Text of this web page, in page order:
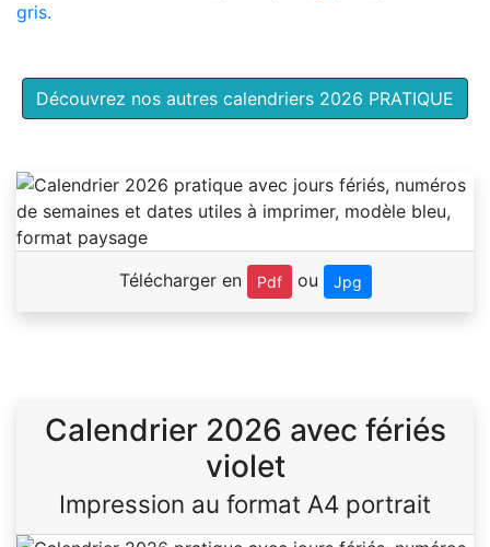
gris.
Découvrez nos autres calendriers 2026 PRATIQUE
Télécharger en Pdf ou Jpg
Calendrier 2026 avec fériés
violet
Impression au format A4 portrait